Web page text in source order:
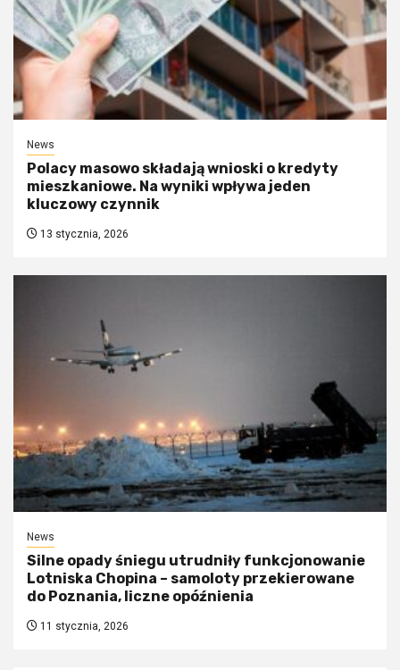
News
Polacy masowo składają wnioski o kredyty
mieszkaniowe. Na wyniki wpływa jeden
kluczowy czynnik
13 stycznia, 2026
News
Silne opady śniegu utrudniły funkcjonowanie
Lotniska Chopina – samoloty przekierowane
do Poznania, liczne opóźnienia
11 stycznia, 2026